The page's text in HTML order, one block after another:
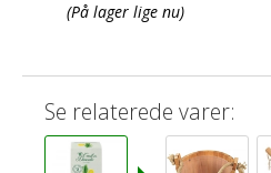
(På lager lige nu)
Se relaterede varer: